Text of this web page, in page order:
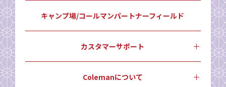
キャンプ場/コールマンパートナーフィールド
カスタマーサポート
Colemanについて